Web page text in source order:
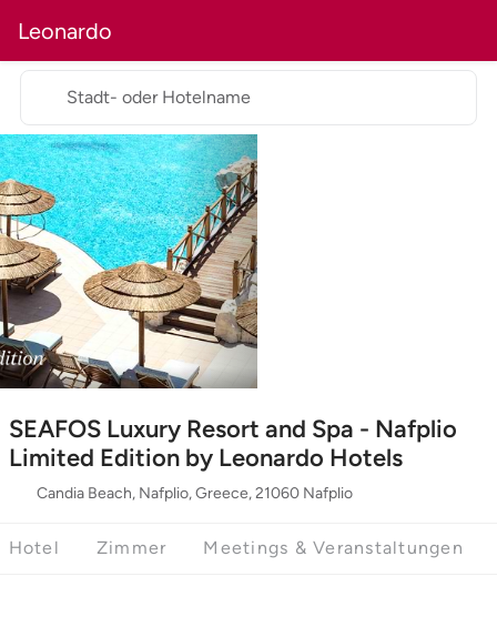
Leonardo
SEAFOS Luxury Resort and Spa - Nafplio
Limited Edition by Leonardo Hotels
Candia Beach, Nafplio, Greece, 21060 Nafplio
Stadt- oder Hotelname
Hotel Zimmer Meetings & Veranstaltungen